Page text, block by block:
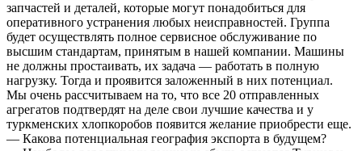
запчастей и деталей, которые могут понадобиться для
оперативного устранения любых неисправностей. Группа
будет осуществлять полное сервисное обслуживание по
высшим стандартам, принятым в нашей компании. Машины
не должны простаивать, их задача — работать в полную
нагрузку. Тогда и проявится заложенный в них потенциал.
Мы очень рассчитываем на то, что все 20 отправленных
агрегатов подтвердят на деле свои лучшие качества и у
туркменских хлопкоробов появится желание приобрести еще.
— Какова потенциальная география экспорта в будущем?